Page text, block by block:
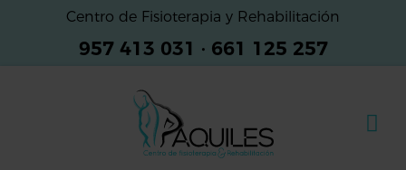
Centro de Fisioterapia y Rehabilitación
957 413 031 · 661 125 257